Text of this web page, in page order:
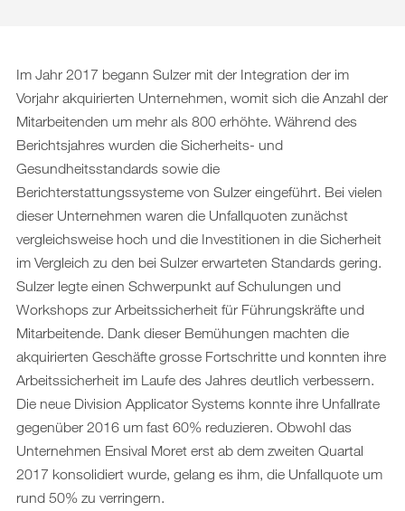
Im Jahr 2017 begann Sulzer mit der Integration der im
Vorjahr akquirierten Unternehmen, womit sich die Anzahl der
Mitarbeitenden um mehr als 800 erhöhte. Während des
Berichtsjahres wurden die Sicherheits- und
Gesundheitsstandards sowie die
Berichterstattungssysteme von Sulzer eingeführt. Bei vielen
dieser Unternehmen waren die Unfallquoten zunächst
vergleichsweise hoch und die Investitionen in die Sicherheit
im Vergleich zu den bei Sulzer erwarteten Standards gering.
Sulzer legte einen Schwerpunkt auf Schulungen und
Workshops zur Arbeitssicherheit für Führungskräfte und
Mitarbeitende. Dank dieser Bemühungen machten die
akquirierten Geschäfte grosse Fortschritte und konnten ihre
Arbeitssicherheit im Laufe des Jahres deutlich verbessern.
Die neue Division Applicator Systems konnte ihre Unfallrate
gegenüber 2016 um fast 60% reduzieren. Obwohl das
Unternehmen Ensival Moret erst ab dem zweiten Quartal
2017 konsolidiert wurde, gelang es ihm, die Unfallquote um
rund 50% zu verringern.